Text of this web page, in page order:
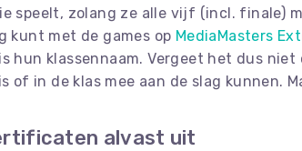
speelt, zolang ze alle vijf (incl. finale)
kunt met de games op MediaMasters
hun klassennaam. Vergeet het dus niet
of in de klas mee aan de slag kunnen.
alvast uit